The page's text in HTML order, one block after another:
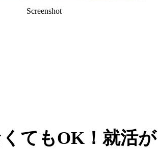
Screenshot
てもOK！就活が